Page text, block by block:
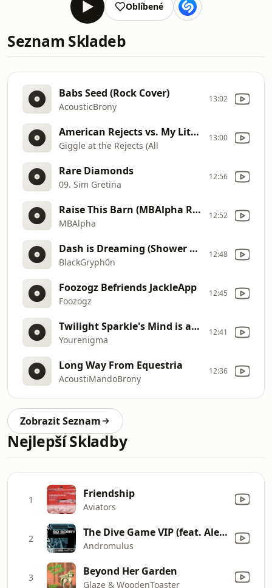
Oblíbené
Seznam Skladeb
Babs Seed (Rock Cover)
AcousticBrony
13:02
American Rejects vs. My Little Pony)
Giggle at the Rejects (All
13:00
Rare Diamonds
09. Sim Gretina
12:56
Raise This Barn (MBAlpha Remix)
MBAlpha
12:52
Dash is Dreaming (Shower of Diamonds)
BlackGryph0n
12:48
Foozogz Befriends JackleApp
Foozogz
12:45
Twilight Sparkle's Mind is a Curious Place
Yourenigma
12:41
Long Way From Equestria
AcoustiMandoBrony
12:36
Zobrazit Seznam
Nejlepší Skladby
1 Friendship
Aviators
2 The Dive Game VIP (feat. Alex S)
Andromulus
3 Beyond Her Garden
Glaze & WoodenToaster